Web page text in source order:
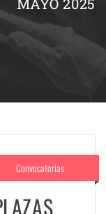
Convocatorias